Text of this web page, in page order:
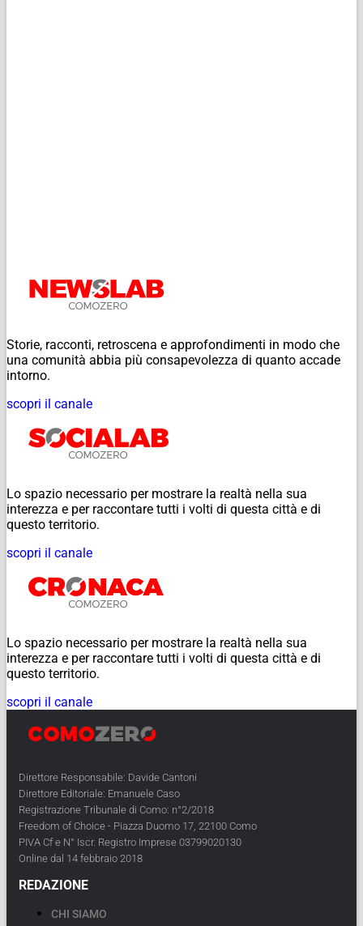
Storie, racconti, retroscena e approfondimenti in modo che
una comunità abbia più consapevolezza di quanto accade
intorno.
scopri il canale
Lo spazio necessario per mostrare la realtà nella sua
interezza e per raccontare tutti i volti di questa città e di
questo territorio.
scopri il canale
Lo spazio necessario per mostrare la realtà nella sua
interezza e per raccontare tutti i volti di questa città e di
questo territorio.
scopri il canale
Direttore Responsabile: Davide Cantoni
Direttore Editoriale: Emanuele Caso
Registrazione Tribunale di Como: n°2/2018
Freedom of Choice - Piazza Duomo 17, 22100 Como
PIVA Cf e N° Iscr. Registro Imprese 03799020130
Online dal 14 febbraio 2018
REDAZIONE
CHI SIAMO